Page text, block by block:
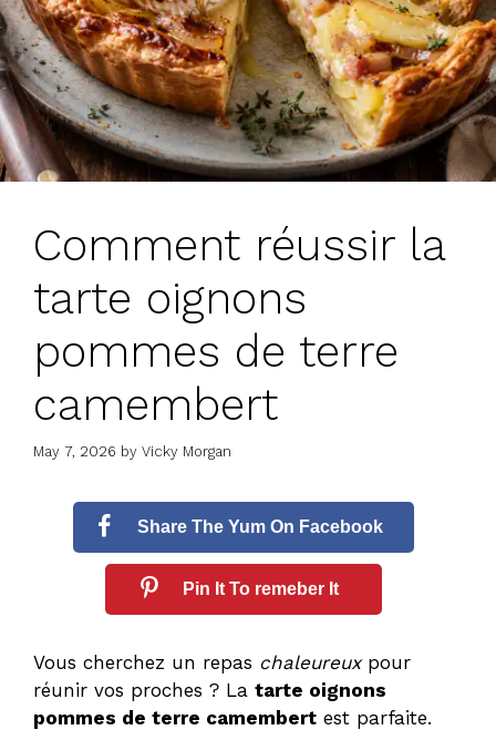
Comment réussir la
tarte oignons
pommes de terre
camembert
May 7, 2026 by Vicky Morgan
Share The Yum On Facebook
Pin It To remeber It
Vous cherchez un repas chaleureuxpour
réunir vos proches ? La tarte oignons
pommes de terre camembert est parfaite.